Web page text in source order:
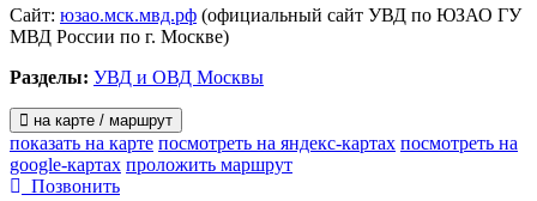
Сайт: юзао.мск.мвд.рф (официальный сайт УВД по ЮЗАО ГУ
МВД России по г. Москве)
Разделы: УВД и ОВД Москвы
на карте / маршрут
показать на карте посмотреть на яндекс-картах посмотреть на
google-картах проложить маршрут
Позвонить